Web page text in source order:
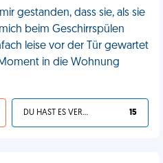
gestanden, dass sie, als sie
beim Geschirrspülen
leise vor der Tür gewartet
in die Wohnung
DU HAST ES VERDIENT 15